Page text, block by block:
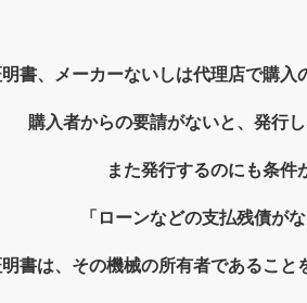
書、メーカーないしは代理店で購入
購入者からの要請がないと、発行
また発行するのにも条件
「ローンなどの支払残債が
書は、その機械の所有者であること